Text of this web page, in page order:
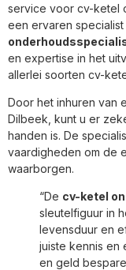
service voor cv-ketel
een ervaren
en expertise in het
allerlei soorten cv-
Door het inhuren van
Dilbeek, kunt u er
handen is. De
vaardigheden om de
waarborgen.
“De cv-ketel
sleutelfiguur in
levensduur en
juiste kennis en
en geld